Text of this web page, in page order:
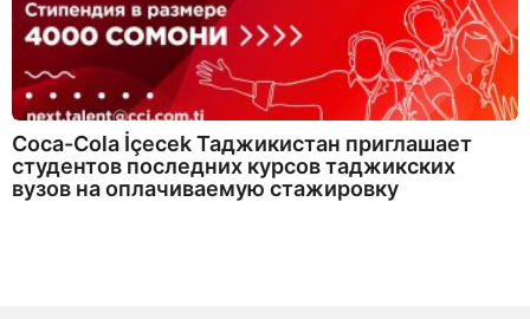
Coca-Cola İçecek Таджикистан приглашает
студентов последних курсов таджикских
вузов на оплачиваемую стажировку